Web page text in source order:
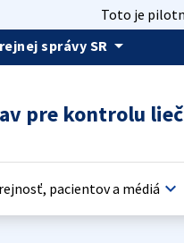
Toto je
správy SR arrow_drop_down
pre kontrolu
pacientov a médiá keyboard_arrow_down